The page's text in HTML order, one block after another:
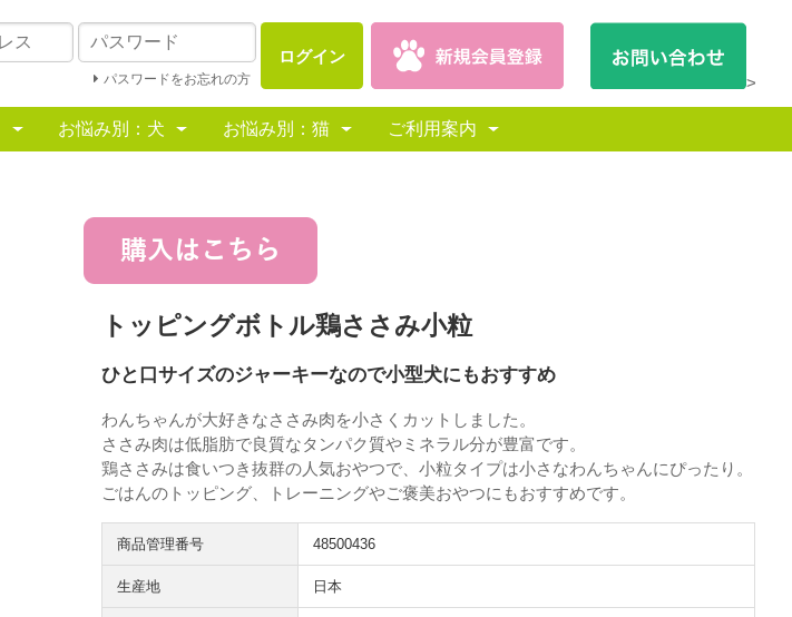
>
ログイン
パスワードをお忘れの方
お悩み別：犬 お悩み別：猫 ご利用案内
トッピングボトル鶏ささみ小粒
ひと口サイズのジャーキーなので小型犬にもおすすめ
わんちゃんが大好きなささみ肉を小さくカットしました。
ささみ肉は低脂肪で良質なタンパク質やミネラル分が豊富です。
鶏ささみは食いつき抜群の人気おやつで、小粒タイプは小さなわんちゃんにぴったり。
ごはんのトッピング、トレーニングやご褒美おやつにもおすすめです。
商品管理番号 48500436
生産地 日本